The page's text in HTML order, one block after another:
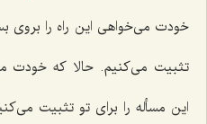
خودت می‌خواهی این راه را بروی
تثبیت می‌کنیم. حالا که خودت
این مسأله را برای تو تثبیت